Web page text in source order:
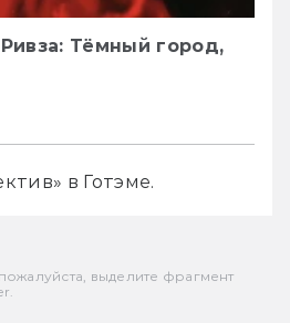
Тёмный город,
в Готэме.
выделите фрагмент